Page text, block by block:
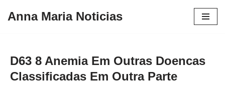
conteúdo
Anna Maria Noticias
D63 8 Anemia Em Outras Doencas
Classificadas Em Outra Parte